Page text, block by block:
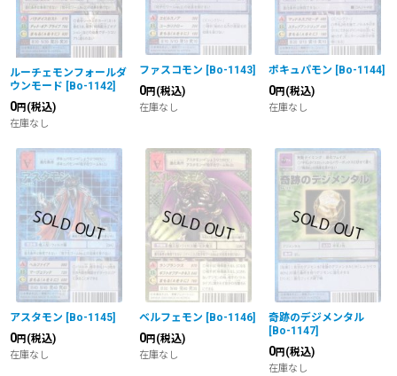
ルーチェモンフォールダ
ウンモード [Bo-1142]
0円 (税込)
在庫なし
ファスコモン [Bo-1143]
0円 (税込)
在庫なし
ポキュパモン [Bo-1144]
0円 (税込)
在庫なし
アスタモン [Bo-1145]
0円 (税込)
在庫なし
ベルフェモン [Bo-1146]
0円 (税込)
在庫なし
奇跡のデジメンタル
[Bo-1147]
0円 (税込)
在庫なし